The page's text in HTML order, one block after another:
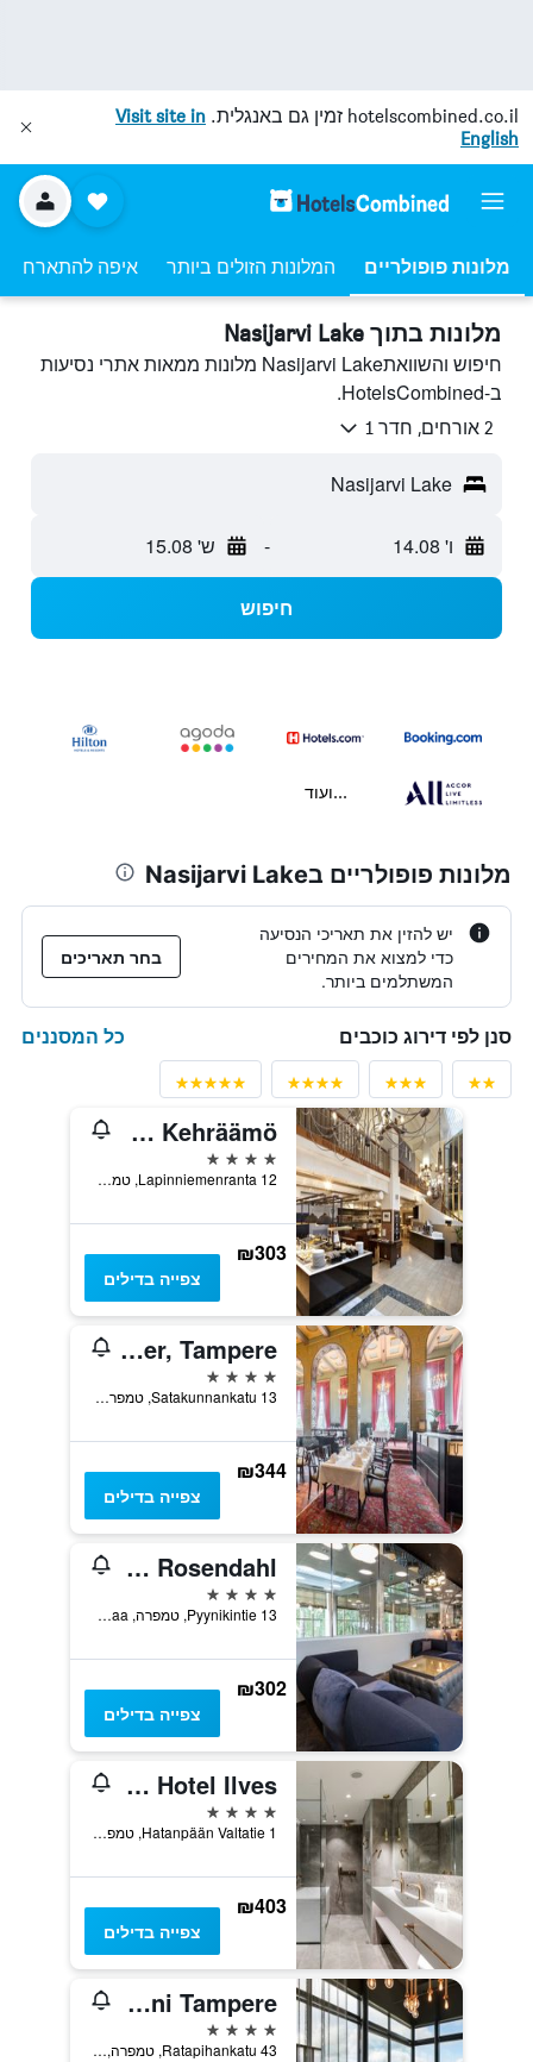
hotelscombined.co.il זמין גם באנגלית. Visit site in
English
מלונות פופולריים המלונות הזולים ביותר איפה להתארח
מלונות בתוך Nasijarvi Lake
חיפוש והשוואתNasijarvi Lake מלונות ממאות אתרי נסיעות
ב-HotelsCombined.
2 אורחים, חדר 1
Nasijarvi Lake
ו' 14.08 - ש' 15.08
חיפוש
...ועוד
מלונות פופולריים בNasijarvi Lake
יש להזין את תאריכי הנסיעה
כדי למצוא את המחירים
המשתלמים ביותר.
בחר תאריכים
סנן לפי דירוג כוכבים כל המסננים
Holiday Club Tampereen Kehräämö
4 כוכבים
Lapinniemenranta 12, טמפרה, Pirkanmaa, פינלנד
₪303
צפייה בדילים
Radisson Blu Grand Hotel Tammer, Tampere
4 כוכבים
Satakunnankatu 13, טמפרה, Pirkanmaa, פינלנד
₪344
צפייה בדילים
Scandic Rosendahl
4 כוכבים
Pyynikintie 13, טמפרה, Pirkanmaa, פינלנד
₪302
צפייה בדילים
Original Sokos Hotel Ilves
4 כוכבים
Hatanpään Valtatie 1, טמפרה, Pirkanmaa, פינלנד
₪403
צפייה בדילים
Solo Sokos Hotel Torni Tampere
4 כוכבים
Ratapihankatu 43, טמפרה, Pirkanmaa, פינלנד